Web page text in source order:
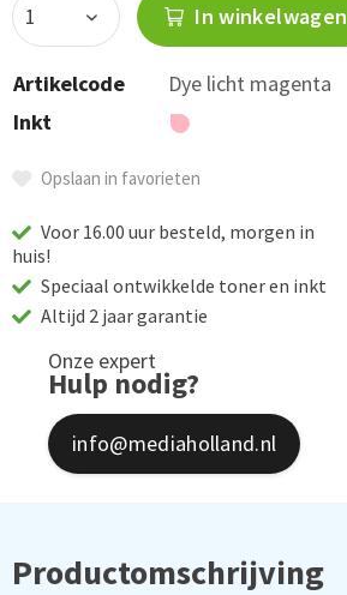
In winkelwagen
Artikelcode
Dye licht magenta
Inkt
Opslaan in favorieten
Voor 16.00 uur besteld, morgen in
huis!
Speciaal ontwikkelde toner en inkt
Altijd 2 jaar garantie
Onze expert
Hulp nodig?
info@mediaholland.nl
Productomschrijving